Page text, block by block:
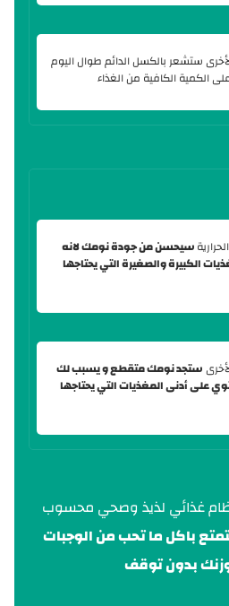
ستشعر بالكسل الدائم طوال اليوم
الكمية الكافية من الغذاء
سيحسن من جودة نومك لانه
الكبيرة والصغيرة التي يحتاجها
ستجد نومك متقطع و يسبب لك
على أدنى المغذيات التي يحتاجها
غذائي لذيذ وصحي محسوب
باكل ما تحب من الوجبات
بدون توقف